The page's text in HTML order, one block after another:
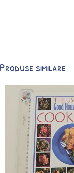
Produse similare